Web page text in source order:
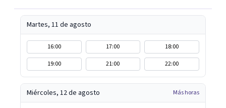
Martes, 11 de agosto
16:00 17:00
18:00
19:00
21:00 22:00
Miércoles, 12 de agosto Más horas